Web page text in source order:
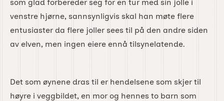
som glad forbereder seg for en tur med sin jolle i
venstre hjørne, sannsynligvis skal han møte flere
entusiaster da flere joller sees til på den andre siden
av elven, men ingen eiere ennå tilsynelatende.
Det som øynene dras til er hendelsene som skjer til
høyre i veggbildet, en mor og hennes to barn som